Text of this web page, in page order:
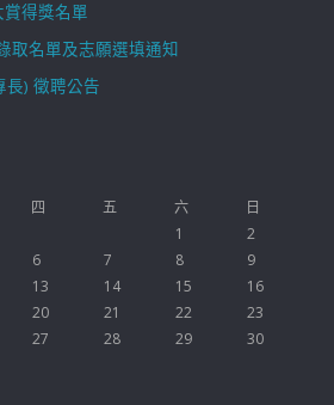
賞得獎名單
取名單及志願選填通知
長) 徵聘公告
四 五 六
日
1
2
6 7 8
9
13 14 15
16
20 21 22
23
27 28 29
30